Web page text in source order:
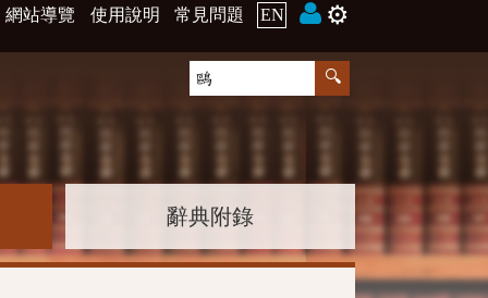
網站導覽 使用說明 常見問題 EN ⚙️
辭典附錄